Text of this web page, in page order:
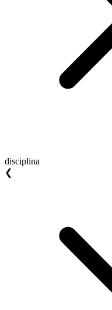
disciplina
❮